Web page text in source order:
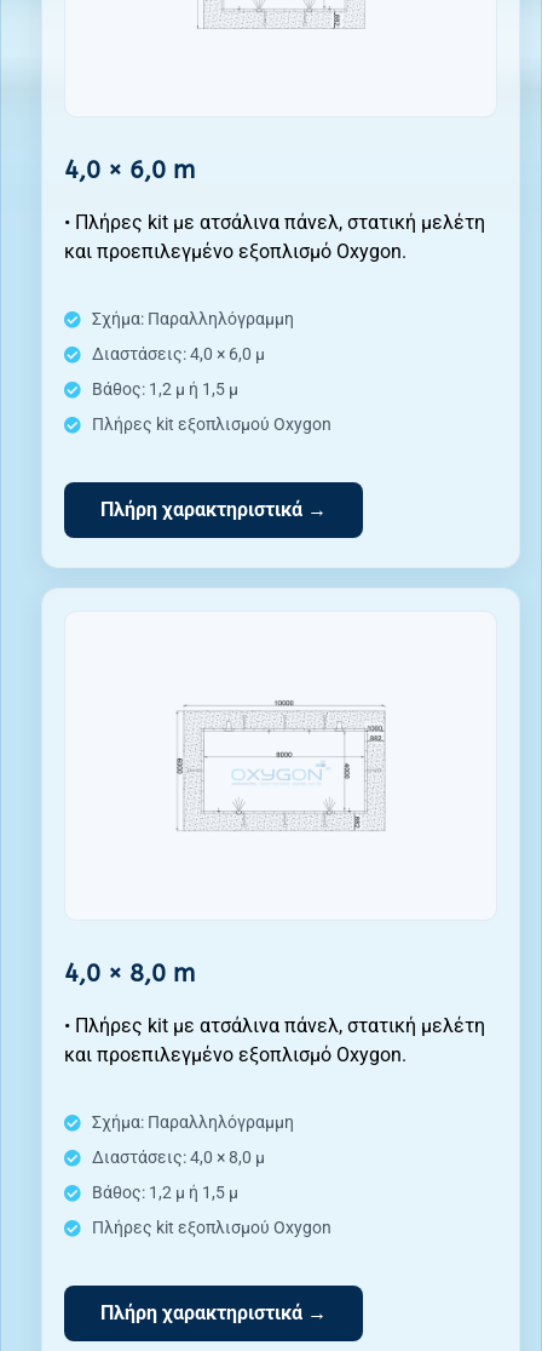
4,0 × 6,0 m
• Πλήρες kit με ατσάλινα πάνελ, στατική μελέτη
και προεπιλεγμένο εξοπλισμό Oxygon.
Σχήμα: Παραλληλόγραμμη
Διαστάσεις: 4,0 × 6,0 μ
Βάθος: 1,2 μ ή 1,5 μ
Πλήρες kit εξοπλισμού Oxygon
Πλήρη χαρακτηριστικά →
4,0 × 8,0 m
• Πλήρες kit με ατσάλινα πάνελ, στατική μελέτη
και προεπιλεγμένο εξοπλισμό Oxygon.
Σχήμα: Παραλληλόγραμμη
Διαστάσεις: 4,0 × 8,0 μ
Βάθος: 1,2 μ ή 1,5 μ
Πλήρες kit εξοπλισμού Oxygon
Πλήρη χαρακτηριστικά →